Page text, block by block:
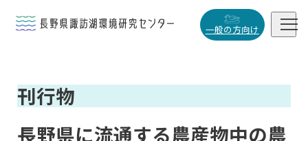


研究活動

一般の方向け 
刊行物
長野県に流通する農産物中の農